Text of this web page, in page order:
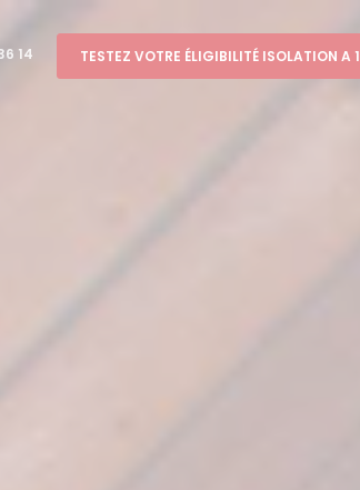
14 TESTEZ VOTRE ÉLIGIBILITÉ ISOLATION A 1